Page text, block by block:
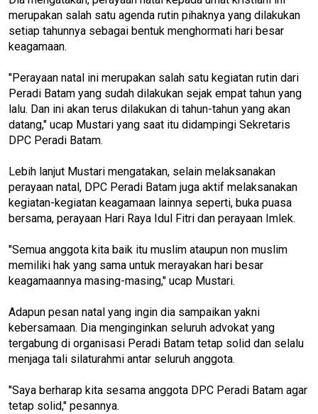
merupakan salah satu agenda rutin pihaknya yang dilakukan
setiap tahunnya sebagai bentuk menghormati hari besar
keagamaan.
"Perayaan natal ini merupakan salah satu kegiatan rutin dari
Peradi Batam yang sudah dilakukan sejak empat tahun yang
lalu. Dan ini akan terus dilakukan di tahun-tahun yang akan
datang," ucap Mustari yang saat itu didampingi Sekretaris
DPC Peradi Batam.
Lebih lanjut Mustari mengatakan, selain melaksanakan
perayaan natal, DPC Peradi Batam juga aktif melaksanakan
kegiatan-kegiatan keagamaan lainnya seperti, buka puasa
bersama, perayaan Hari Raya Idul Fitri dan perayaan Imlek.
"Semua anggota kita baik itu muslim ataupun non muslim
memiliki hak yang sama untuk merayakan hari besar
keagamaannya masing-masing," ucap Mustari.
Adapun pesan natal yang ingin dia sampaikan yakni
kebersamaan. Dia menginginkan seluruh advokat yang
tergabung di organisasi Peradi Batam tetap solid dan selalu
menjaga tali silaturahmi antar seluruh anggota.
"Saya berharap kita sesama anggota DPC Peradi Batam agar
tetap solid," pesannya.